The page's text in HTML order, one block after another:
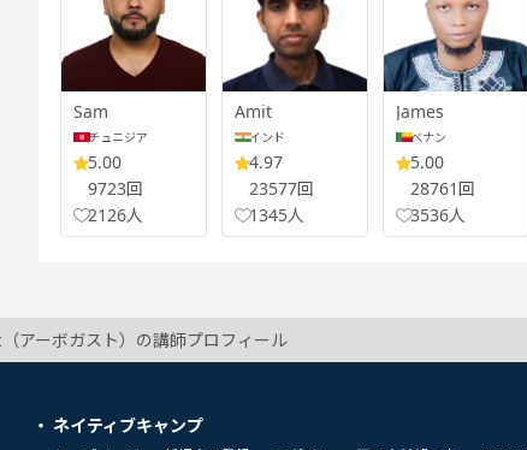
Sam
チュニジア
5.00
9723回
2126人
Amit
インド
4.97
23577回
1345人
James
ベナン
5.00
28761回
3536人
アーボガスト）の講師プロフィール
ネイティブキャンプ